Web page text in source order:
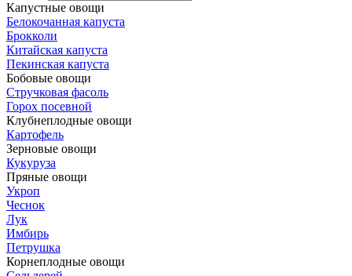
Капустные овощи
Белокочанная капуста
Брокколи
Китайская капуста
Пекинская капуста
Бобовые овощи
Стручковая фасоль
Горох посевной
Клубнеплодные овощи
Картофель
Зерновые овощи
Кукуруза
Пряные овощи
Укроп
Чеснок
Лук
Имбирь
Петрушка
Корнеплодные овощи